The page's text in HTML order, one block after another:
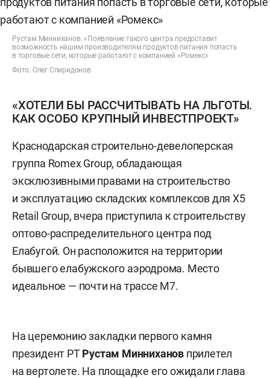
Рустам Минниханов: «Появление такого центра предоставит
возможность нашим производителям продуктов питания попасть
в торговые сети, которые работают с компанией «Ромекс»
Фото: Олег Спиридонов
«ХОТЕЛИ БЫ РАССЧИТЫВАТЬ НА ЛЬГОТЫ.
КАК ОСОБО КРУПНЫЙ ИНВЕСТПРОЕКТ»
Краснодарская строительно-девелоперская
группа Romex Group, обладающая
эксклюзивными правами на строительство
и эксплуатацию складских комплексов для X5
Retail Group, вчера приступила к строительству
оптово-распределительного центра под
Елабугой. Он расположится на территории
бывшего елабужского аэродрома. Место
идеальное — почти на трассе М7.
На церемонию закладки первого камня
президент РТРустам Минниханов прилетел
на вертолете. На площадке его ожидали глава